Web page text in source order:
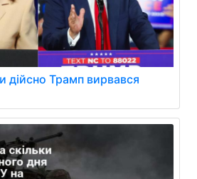
Трамп вирвався